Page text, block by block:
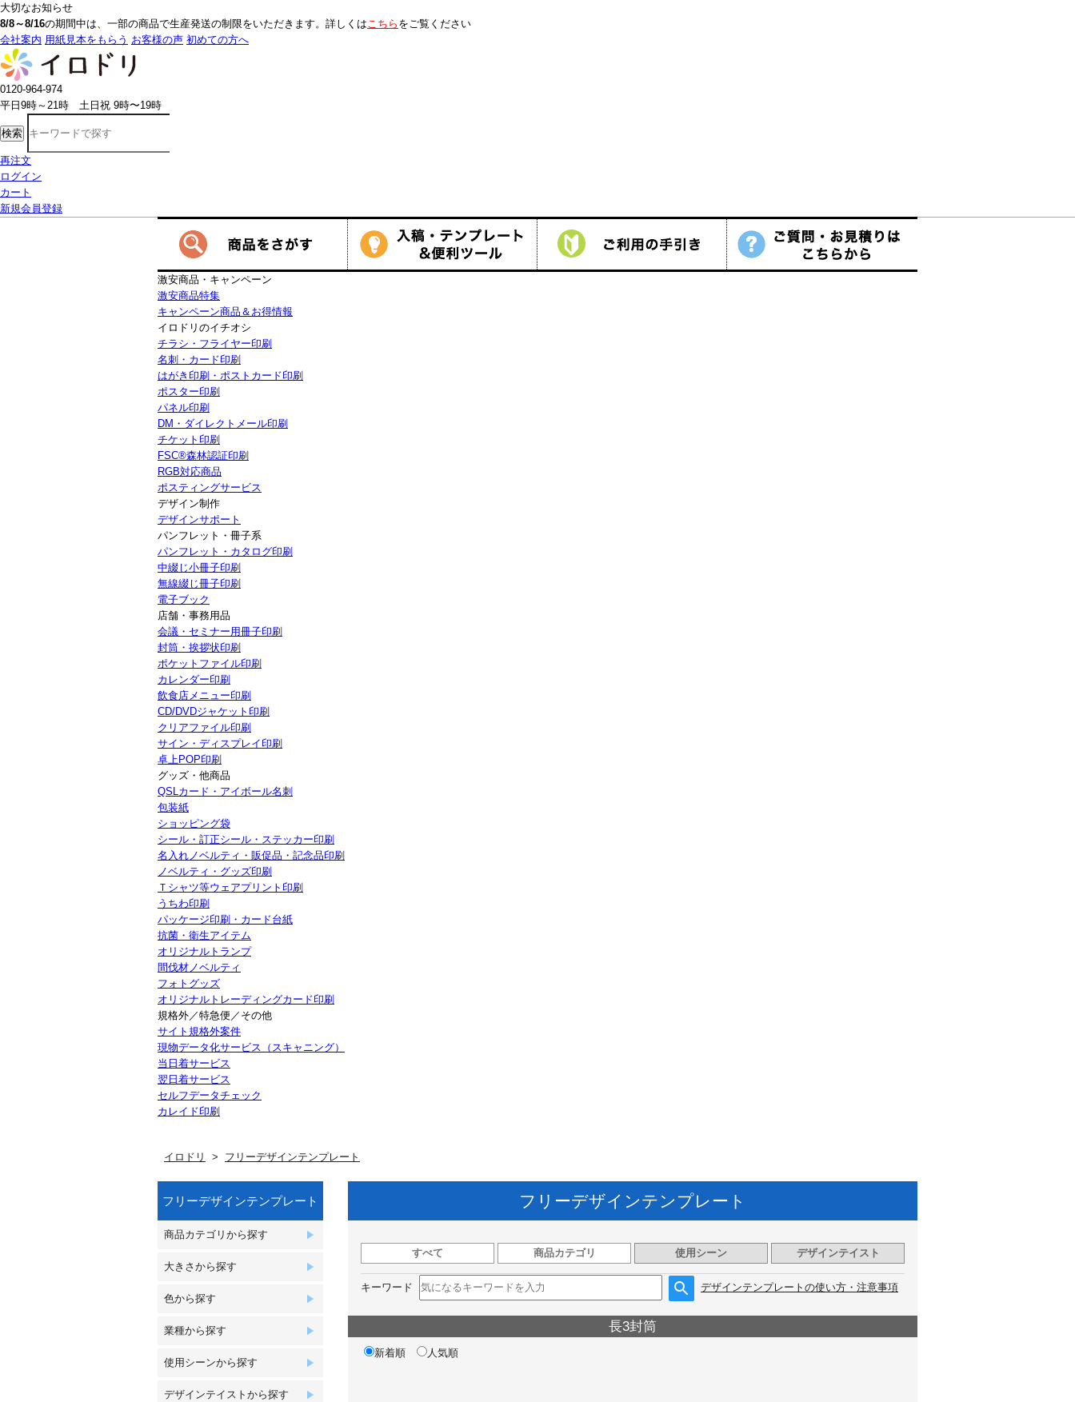
大切なお知らせ
8/8～8/16の期間中は、一部の商品で生産発送の制限をいただきます。詳しくはこちら をご覧ください
会社案内 用紙見本をもらう お客様の声 初めての方へ
0120-964-974
平日9時～21時 土日祝 9時〜19時
検索
再注文
ログイン
カート
新規会員登録
激安商品・キャンペーン
激安商品特集
キャンペーン商品＆お得情報
イロドリのイチオシ
チラシ・フライヤー印刷
名刺・カード印刷
はがき印刷・ポストカード印刷
ポスター印刷
パネル印刷
DM・ダイレクトメール印刷
チケット印刷
FSC®森林認証印刷
RGB対応商品
ポスティングサービス
デザイン制作
デザインサポート
パンフレット・冊子系
パンフレット・カタログ印刷
中綴じ小冊子印刷
無線綴じ冊子印刷
電子ブック
店舗・事務用品
会議・セミナー用冊子印刷
封筒・挨拶状印刷
ポケットファイル印刷
カレンダー印刷
飲食店メニュー印刷
CD/DVDジャケット印刷
クリアファイル印刷
サイン・ディスプレイ印刷
卓上POP印刷
グッズ・他商品
QSLカード・アイボール名刺
包装紙
ショッピング袋
シール・訂正シール・ステッカー印刷
名入れノベルティ・販促品・記念品印刷
ノベルティ・グッズ印刷
Ｔシャツ等ウェアプリント印刷
うちわ印刷
パッケージ印刷・カード台紙
抗菌・衛生アイテム
オリジナルトランプ
間伐材ノベルティ
フォトグッズ
オリジナルトレーディングカード印刷
規格外／特急便／その他
サイト規格外案件
現物データ化サービス（スキャニング）
当日着サービス
翌日着サービス
セルフデータチェック
カレイド印刷
イロドリ フリーデザインテンプレート
フリーデザインテンプレート
商品カテゴリから探す
大きさから探す
色から探す
業種から探す
使用シーンから探す
デザインテイストから探す
フリーデザインテンプレート
すべて 商品カテゴリ 使用シーン デザインテイスト
キーワード デザインテンプレートの使い方・注意事項
長3封筒
新着順 人気順